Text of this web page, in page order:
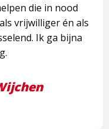
die in nood
vrijwilliger én als
Ik ga bijna